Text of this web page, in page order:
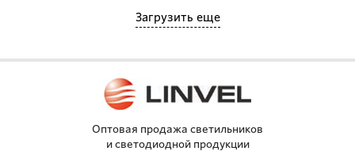
Загрузить еще
Оптовая продажа светильников
и светодиодной продукции